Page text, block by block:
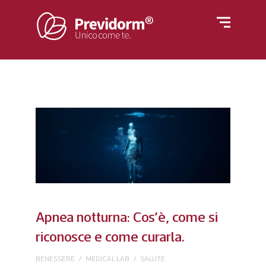
Home
Materassi
Rivestimenti
BlogApnea notturna: Cos’è, come si
riconosce e come curarla.
BENESSERE / MEDICAL LAB / SALUTE